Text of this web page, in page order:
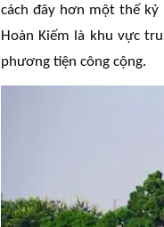
cách đây hơn một thế kỷ
Hoàn Kiếm là khu vực
phương tiện công cộng.